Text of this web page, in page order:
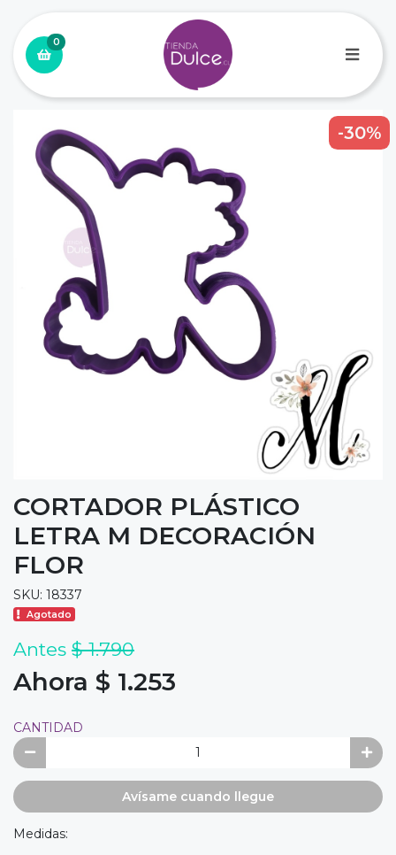
0
-30%
CORTADOR PLÁSTICO
LETRA M DECORACIÓN
FLOR
SKU: 18337
Agotado
Antes $ 1.790
Ahora $ 1.253
CANTIDAD
Avísame cuando llegue
Medidas: